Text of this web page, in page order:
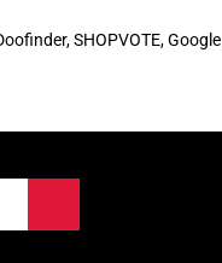
SHOPVOTE,